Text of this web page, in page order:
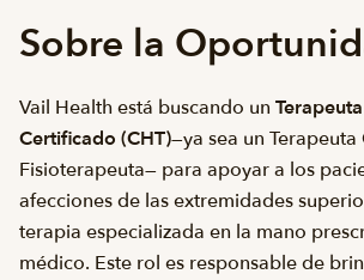
Sobre la
Vail Health está buscando un
Certificado (CHT)—ya sea un
Fisioterapeuta— para apoyar a los
afecciones de las extremidades
terapia especializada en la mano
médico. Este rol es responsable de